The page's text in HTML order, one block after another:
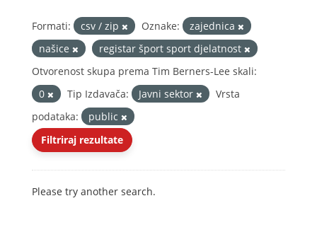
Formati: csv / zip Oznake:
zajednica
našice
registar šport sport djelatnost
Otvorenost skupa prema Tim Berners-Lee skali:
0
Tip Izdavača: Javni sektor
Vrsta
podataka:
public
Filtriraj rezultate
Please try another search.